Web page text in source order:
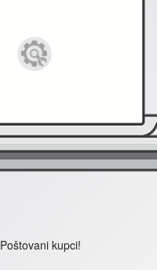
Poštovani kupci!